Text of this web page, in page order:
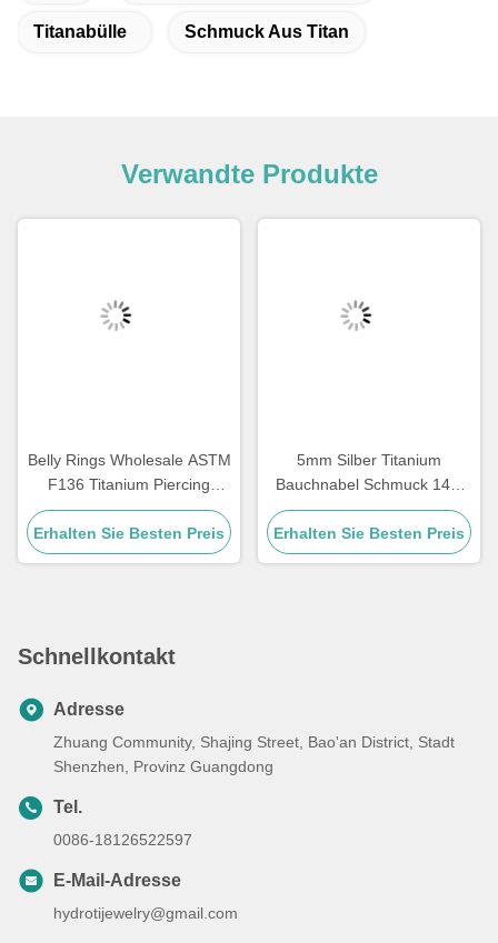
Titanabülle Schmuck Aus Titan
Verwandte Produkte
Belly Rings Wholesale ASTM
F136 Titanium Piercing
Jewelry for Women
Erhalten Sie Besten Preis
5mm Silber Titanium
Bauchnabel Schmuck 14G
Titanium Nabel
Erhalten Sie Besten Preis
Schnellkontakt
Adresse
Zhuang Community, Shajing Street, Bao'an District, Stadt
Shenzhen, Provinz Guangdong
Tel.
0086-18126522597
E-Mail-Adresse
hydrotijewelry@gmail.com